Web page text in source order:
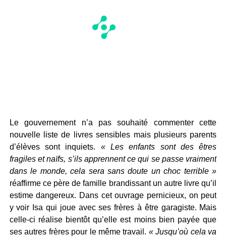
Le gouvernement n’a pas souhaité commenter cette
nouvelle liste de livres sensibles mais plusieurs parents
d’élèves sont inquiets. « Les enfants sont des êtres
fragiles et naïfs, s’ils apprennent ce qui se passe vraiment
dans le monde, cela sera sans doute un choc terrible »
réaffirme ce père de famille brandissant un autre livre qu’il
estime dangereux. Dans cet ouvrage pernicieux, on peut
y voir Isa qui joue avec ses frères à être garagiste. Mais
celle-ci réalise bientôt qu’elle est moins bien payée que
ses autres frères pour le même travail. « Jusqu’où cela va